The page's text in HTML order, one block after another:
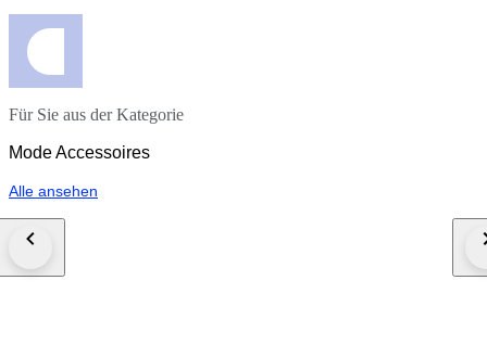
Für Sie aus der Kategorie
Mode Accessoires
Alle ansehen